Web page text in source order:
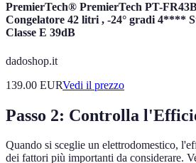
PremierTech® PremierTech PT-
Congelatore 42 litri , -24° gradi 4****
Classe E 39dB
dadoshop.it
139.00 EURVedi il prezzo
Passo 2: Controlla
Quando si sceglie un elettrodomestico,
dei fattori più importanti da considerare.